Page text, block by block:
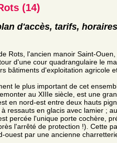
(14)
d'accès, tarifs, horaires
Rots, l'ancien manoir Saint-
d'une cour quadrangulaire le
bâtiments d'exploitation agricole
le plus important de cet
au XIIIe siècle, est une
en nord-est entre deux hauts
ressauts en glacis avec lamier ;
percée l'unique porte cochère,
l'arrêté de protection !). Cette
ouest par une ancienne